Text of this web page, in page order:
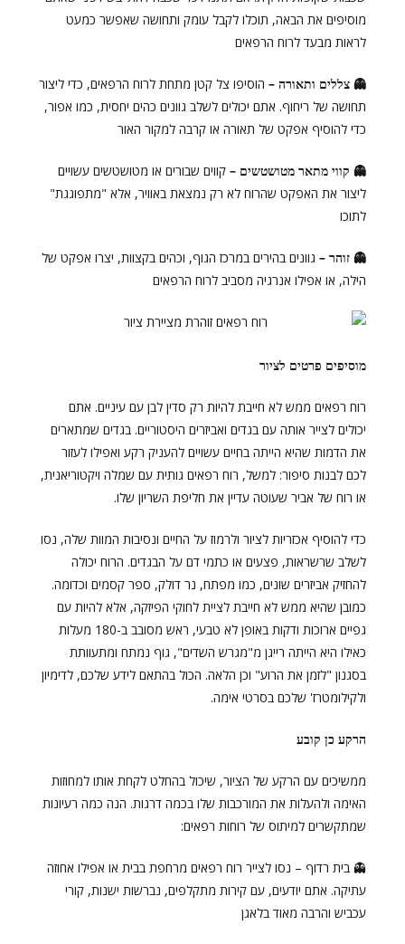
מוסיפים את הבאה, תוכלו לקבל עומק ותחושה שאפשר כמעט
לראות מבעד לרוח הרפאים
👻 צללים ותאורה – הוסיפו צל קטן מתחת לרוח הרפאים, כדי ליצור
תחושה של ריחוף. אתם יכולים לשלב גוונים כהים יחסית, כמו אפור,
כדי להוסיף אפקט של תאורה או קרבה למקור האור
👻 קווי מתאר מטושטשים – קווים שבורים או מטושטשים עשויים
ליצור את האפקט שהרוח לא רק נמצאת באוויר, אלא "מתפוגגת"
לתוכו
👻 זוהר – גוונים בהירים במרכז הגוף, וכהים בקצוות, יצרו אפקט של
הילה, או אפילו אנרגיה מסביב לרוח הרפאים
מוסיפים פרטים לציור
רוח רפאים ממש לא חייבת להיות רק סדין לבן עם עיניים. אתם
יכולים לצייר אותה עם בגדים ואביזרים היסטוריים. בגדים שמתארים
את הדמות שהיא הייתה בחיים עשויים להעניק רקע ואפילו לעזור
לכם לבנות סיפור: למשל, רוח רפאים גותית עם שמלה ויקטוריאנית,
או רוח של אביר שעוטה עדיין את חליפת השריון שלו.
כדי להוסיף אכזריות לציור ולרמוז על החיים ונסיבות המוות שלה, נסו
לשלב שרשראות, פצעים או כתמי דם על הבגדים. הרוח יכולה
להחזיק אביזרים שונים, כמו מפתח, נר דולק, ספר קסמים וכדומה.
כמובן שהיא ממש לא חייבת לציית לחוקי הפיזקה, אלא להיות עם
גפיים ארוכות ודקות באופן לא טבעי, ראש מסובב ב-180 מעלות
כאילו היא הייתה רייגן מ"מגרש השדים", גוף נמתח ומתעוותת
בסגנון "לזמן את הרוע" וכן הלאה. הכול בהתאם לידע שלכם, לדימיון
ולקילומטרז' שלכם בסרטי אימה.
הרקע כן קובע
ממשיכים עם הרקע של הציור, שיכול בהחלט לקחת אותו למחוזות
האימה ולהעלות את המורכבות שלו בכמה דרגות. הנה כמה רעיונות
שמתקשרים למיתוס של רוחות רפאים:
👻 בית רדוף – נסו לצייר רוח רפאים מרחפת בבית או אפילו אחוזה
עתיקה. אתם יודעים, עם קירות מתקלפים, נברשות ישנות, קורי
עכביש והרבה מאוד בלאגן